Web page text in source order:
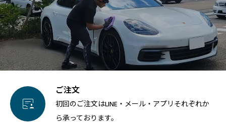

ご注文
初回のご注文はLINE・メール・アプリそれぞれか
ら承っております。